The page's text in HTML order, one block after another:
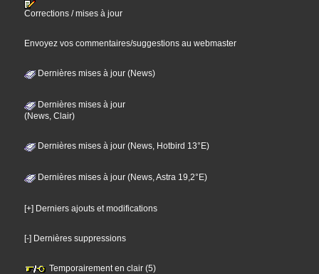
Corrections / mises à jour
Envoyez vos commentaires/suggestions au webmaster
Dernières mises à jour (News)
Dernières mises à jour
(News, Clair)
Dernières mises à jour (News, Hotbird 13°E)
Dernières mises à jour (News, Astra 19,2°E)
[+] Derniers ajouts et modifications
[-] Dernières suppressions
Temporairement en clair (5)